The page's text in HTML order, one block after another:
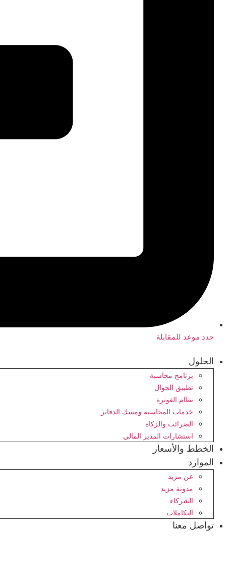
حدد موعد للمقابلة
الحلول
برنامج محاسبة
تطبيق الجوال
نظام الفوترة
خدمات المحاسبة ومسك الدفاتر
الضرائب والزكاة
استشارات المدير المالي
الخطط والأسعار
الموارد
عن مزيد
مدونة مزيد
الشركاء
التكاملات
تواصل معنا